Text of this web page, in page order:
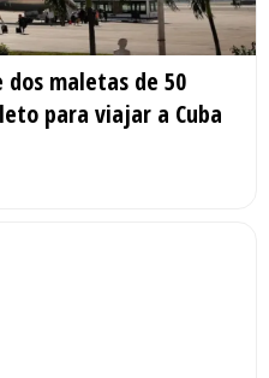
maletas de 50
para viajar a Cuba